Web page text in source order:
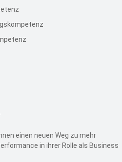
einen neuen Weg zu mehr
in ihrer Rolle als Business